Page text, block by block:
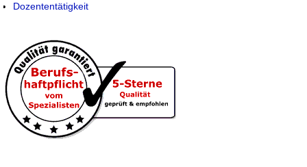
Dozententätigkeit